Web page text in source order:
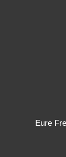
Eure